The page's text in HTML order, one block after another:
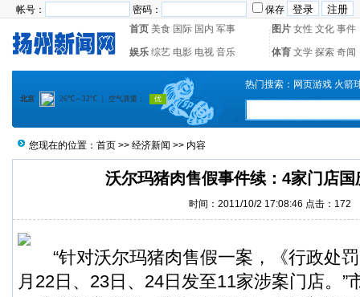
帐号： 密码：
保存
首页 美食 国际 国内 军事 图片 女性 文化 事件
娱乐 综艺 电影 电视 音乐 体育 文学 探索 奇闻
热门搜索： 网页游戏 火箭
您现在的位置： 首页 >> 经济新闻 >> 内容
沃尔玛猪肉售假事件续：4家门店国
时间：2011/10/2 17:08:46 点击： 172
“针对沃尔玛猪肉售假一案，《行政处罚
月22日、23日、24日发至11家涉案门店。”